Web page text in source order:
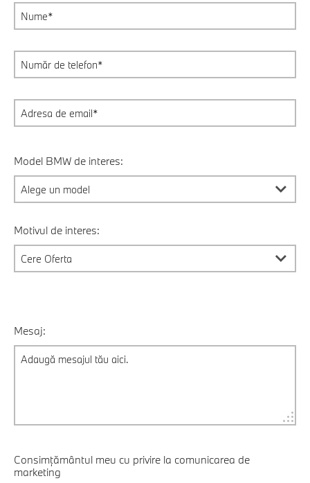
Model BMW de interes:
Motivul de interes:
Mesaj:
Consimțământul meu cu privire la comunicarea de
marketing